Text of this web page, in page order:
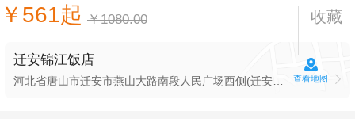
￥561起 ￥1080.00 收藏
迁安锦江饭店
河北省唐山市迁安市燕山大路南段人民广场西侧(迁安锦江饭店(燕山大路店)) 查看地图